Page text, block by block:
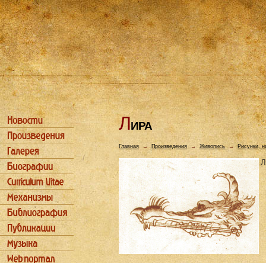
ЛИРА
Главная→ Произведения → Живопись→Рисунки,